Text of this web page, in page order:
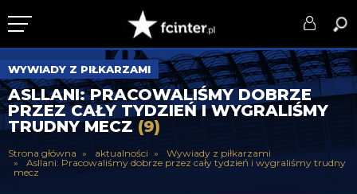
KLUB
DRUŻYNA
SERIE A
PUCHARY
WYWIADY Z PIŁKARZAMI
ASLLANI: PRACOWALIŚMY DOBRZE
PRZEZ CAŁY TYDZIEŃ I WYGRALIŚMY
TRUDNY MECZ (9)
Strona główna aktualności
Wywiady z piłkarzami
Asllani: Pracowaliśmy dobrze przez cały tydzień i wygraliśmy trudny
mecz